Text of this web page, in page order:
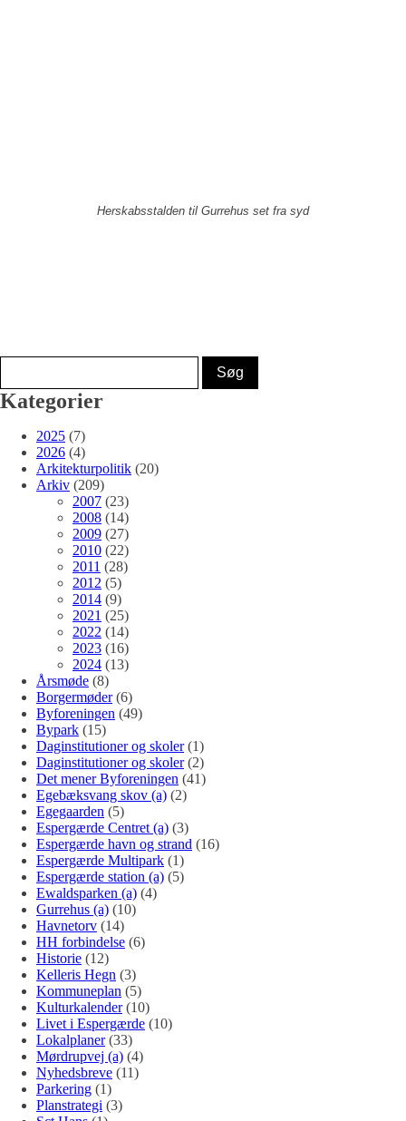
Herskabsstalden til Gurrehus set fra syd
Kategorier
2025 (7)
2026 (4)
Arkitekturpolitik (20)
Arkiv (209)
2007 (23)
2008 (14)
2009 (27)
2010 (22)
2011 (28)
2012 (5)
2014 (9)
2021 (25)
2022 (14)
2023 (16)
2024 (13)
Årsmøde (8)
Borgermøder(6)
Byforeningen (49)
Bypark (15)
Daginstitutioner og skoler(1)
Daginstitutioner og skoler(2)
Det mener Byforeningen (41)
Egebæksvang skov (a) (2)
Egegaarden (5)
Espergærde Centret (a) (3)
Espergærde havn og strand (16)
Espergærde Multipark (1)
Espergærde station (a) (5)
Ewaldsparken (a) (4)
Gurrehus (a) (10)
Havnetorv (14)
HH forbindelse (6)
Historie (12)
Kelleris Hegn (3)
Kommuneplan (5)
Kulturkalender(10)
Livet i Espergærde (10)
Lokalplaner(33)
Mørdrupvej (a) (4)
Nyhedsbreve (11)
Parkering (1)
Planstrategi (3)